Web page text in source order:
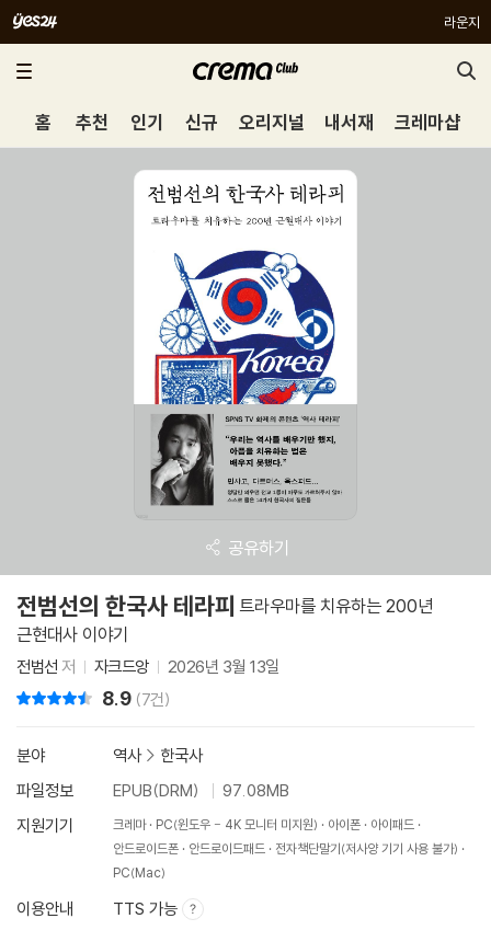
라운지
홈 추천 인기 신규 오리지널 내서재 크레마샵
공유하기
전범선의 한국사 테라피 트라우마를 치유하는 200년
근현대사 이야기
전범선 저 자크드앙 2026년 3월 13일
8.9 (7건)
분야 역사> 한국사
파일정보
EPUB(DRM)
97.08MB
지원기기
크레마 PC(윈도우 - 4K 모니터 미지원) 아이폰
아이패드
안드로이드폰
안드로이드패드
전자책단말기(저사양 기기 사용 불가)
PC(Mac)
이용안내 TTS 가능